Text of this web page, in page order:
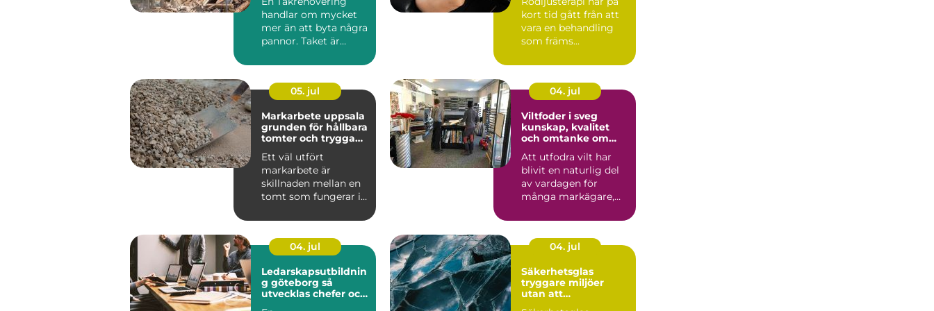
handlar om mycket
mer än att byta några
pannor. Taket är
skydd mo...
nytta av det
kort tid gått från att
vara en behandling
som främs...
05. jul
Markarbete uppsala
grunden för hållbara
tomter och trygga
Ett väl utfört
markarbete är
skillnaden mellan en
tomt som fungerar i
tomt som snabb...
04. jul
Viltfoder i sveg
kunskap, kvalitet
och omtanke om
Att utfodra vilt har
blivit en naturlig del
av vardagen för
många markägare,
djurintresse...
04. jul
Ledarskapsutbildnin
g göteborg så
utvecklas chefer och
04. jul
Säkerhetsglas
tryggare miljöer
utan att